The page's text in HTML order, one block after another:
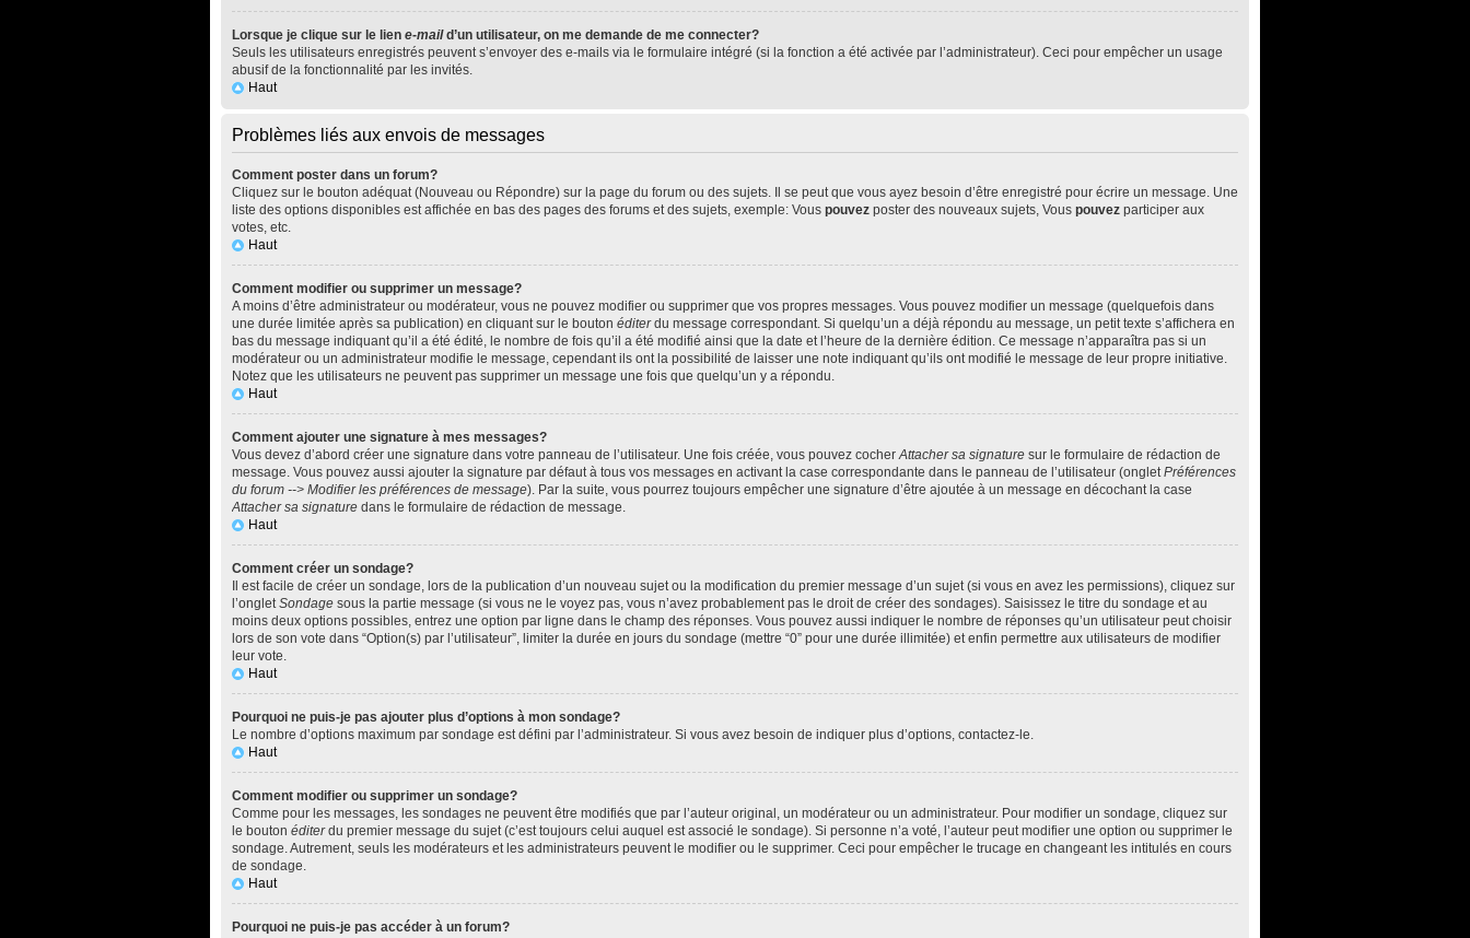
Lorsque je clique sur le lien e-maild’un utilisateur, on me demande de me connecter?
Seuls les utilisateurs enregistrés peuvent s’envoyer des e-mails via le formulaire intégré (si la fonction a été activée par l’administrateur). Ceci pour empêcher un usage
abusif de la fonctionnalité par les invités.
Haut
Problèmes liés aux envois de messages
Comment poster dans un forum?
Cliquez sur le bouton adéquat (Nouveau ou Répondre) sur la page du forum ou des sujets. Il se peut que vous ayez besoin d’être enregistré pour écrire un message. Une
liste des options disponibles est affichée en bas des pages des forums et des sujets, exemple: Vous pouvez poster des nouveaux sujets, Vous pouvez participer aux
votes, etc.
Haut
Comment modifier ou supprimer un message?
A moins d’être administrateur ou modérateur, vous ne pouvez modifier ou supprimer que vos propres messages. Vous pouvez modifier un message (quelquefois dans
une durée limitée après sa publication) en cliquant sur le bouton éditerdu message correspondant. Si quelqu’un a déjà répondu au message, un petit texte s’affichera en
bas du message indiquant qu’il a été édité, le nombre de fois qu’il a été modifié ainsi que la date et l’heure de la dernière édition. Ce message n’apparaîtra pas si un
modérateur ou un administrateur modifie le message, cependant ils ont la possibilité de laisser une note indiquant qu’ils ont modifié le message de leur propre initiative.
Notez que les utilisateurs ne peuvent pas supprimer un message une fois que quelqu’un y a répondu.
Haut
Comment ajouter une signature à mes messages?
Vous devez d’abord créer une signature dans votre panneau de l’utilisateur. Une fois créée, vous pouvez cocherAttacher sa signature sur le formulaire de rédaction de
message. Vous pouvez aussi ajouter la signature par défaut à tous vos messages en activant la case correspondante dans le panneau de l’utilisateur (ongletPréférences
du forum --> Modifier les préférences de message). Par la suite, vous pourrez toujours empêcher une signature d’être ajoutée à un message en décochant la case
Attacher sa signature dans le formulaire de rédaction de message.
Haut
Comment créer un sondage?
Il est facile de créer un sondage, lors de la publication d’un nouveau sujet ou la modification du premier message d’un sujet (si vous en avez les permissions), cliquez sur
l’ongletSondage sous la partie message (si vous ne le voyez pas, vous n’avez probablement pas le droit de créer des sondages). Saisissez le titre du sondage et au
moins deux options possibles, entrez une option par ligne dans le champ des réponses. Vous pouvez aussi indiquer le nombre de réponses qu’un utilisateur peut choisir
lors de son vote dans “Option(s) par l’utilisateur”, limiter la durée en jours du sondage (mettre “0” pour une durée illimitée) et enfin permettre aux utilisateurs de modifier
leur vote.
Haut
Pourquoi ne puis-je pas ajouter plus d’options à mon sondage?
Le nombre d’options maximum par sondage est défini par l’administrateur. Si vous avez besoin de indiquer plus d’options, contactez-le.
Haut
Comment modifier ou supprimer un sondage?
Comme pour les messages, les sondages ne peuvent être modifiés que par l’auteur original, un modérateur ou un administrateur. Pour modifier un sondage, cliquez sur
le bouton éditerdu premier message du sujet (c’est toujours celui auquel est associé le sondage). Si personne n’a voté, l’auteur peut modifier une option ou supprimer le
sondage. Autrement, seuls les modérateurs et les administrateurs peuvent le modifier ou le supprimer. Ceci pour empêcher le trucage en changeant les intitulés en cours
de sondage.
Haut
Pourquoi ne puis-je pas accéder à un forum?